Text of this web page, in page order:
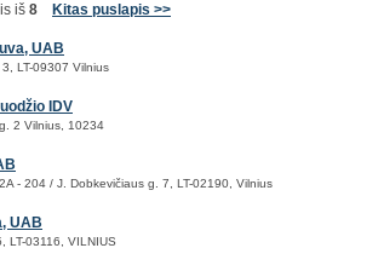
iš 8 Kitas puslapis >>
UAB
LT-09307 Vilnius
IDV
2 Vilnius, 10234
- 204 / J. Dobkevičiaus g. 7, LT-02190, Vilnius
UAB
LT-03116, VILNIUS